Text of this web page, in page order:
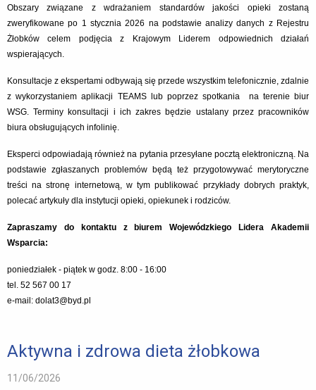
Obszary związane z wdrażaniem standardów jakości opieki zostaną
zweryfikowane po 1 stycznia 2026 na podstawie analizy danych z Rejestru
Żłobków celem podjęcia z Krajowym Liderem odpowiednich działań
wspierających.
Konsultacje z ekspertami odbywają się przede wszystkim telefonicznie, zdalnie
z wykorzystaniem aplikacji TEAMS lub poprzez spotkania na terenie biur
WSG. Terminy konsultacji i ich zakres będzie ustalany przez pracowników
biura obsługujących infolinię.
Eksperci odpowiadają również na pytania przesyłane pocztą elektroniczną. Na
podstawie zgłaszanych problemów będą też przygotowywać merytoryczne
treści na stronę internetową, w tym publikować przykłady dobrych praktyk,
polecać artykuły dla instytucji opieki, opiekunek i rodziców.
Zapraszamy do kontaktu z biurem Wojewódzkiego Lidera Akademii
Wsparcia:
poniedziałek - piątek w godz. 8:00 - 16:00
tel. 52 567 00 17
e-mail: dolat3@byd.pl
Aktywna i zdrowa dieta żłobkowa
11/06/2026